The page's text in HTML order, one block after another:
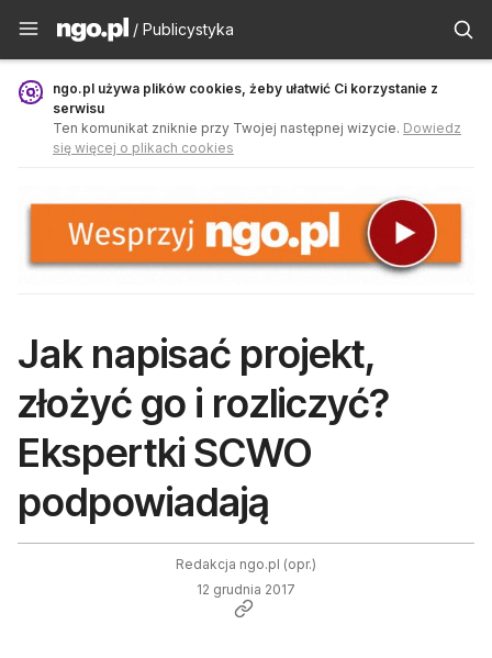
Publicystyka - ngo.pl
/ Publicystyka
ngo.pl używa plików cookies, żeby ułatwić Ci korzystanie z
serwisu
Ten komunikat zniknie przy Twojej następnej wizycie. Dowiedz
się więcej o plikach cookies
Jak napisać projekt,
złożyć go i rozliczyć?
Ekspertki SCWO
podpowiadają
Redakcja ngo.pl (opr.)
12 grudnia 2017